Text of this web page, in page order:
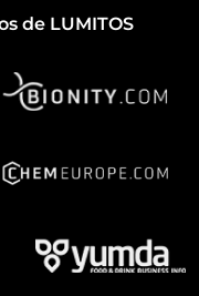
de LUMITOS